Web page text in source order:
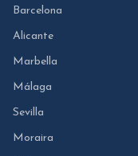
Barcelona
Alicante
Marbella
Málaga
Sevilla
Moraira